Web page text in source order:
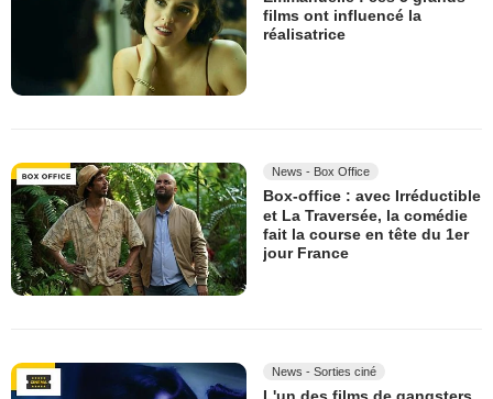
films ont influencé la
réalisatrice
News - Box Office
Box-office : avec Irréductible
et La Traversée, la comédie
fait la course en tête du 1er
jour France
News - Sorties ciné